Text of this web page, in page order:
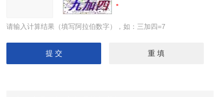
请输入计算结果（填写阿拉伯数字），如：三加四=7